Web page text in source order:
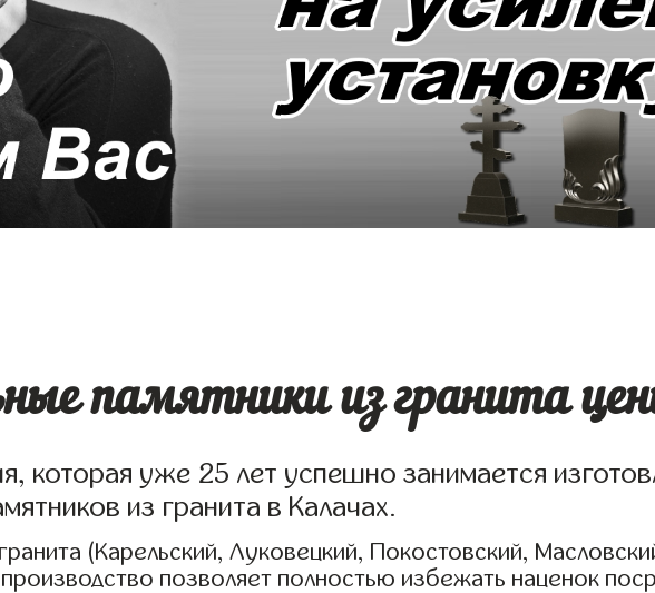
памятники из гранита
которая уже 25 лет успешно занимается
из гранита в Калачах.
(Карельский, Луковецкий, Покостовский,
позволяет полностью избежать наценок